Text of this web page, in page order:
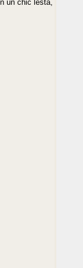
un chic lèsta,